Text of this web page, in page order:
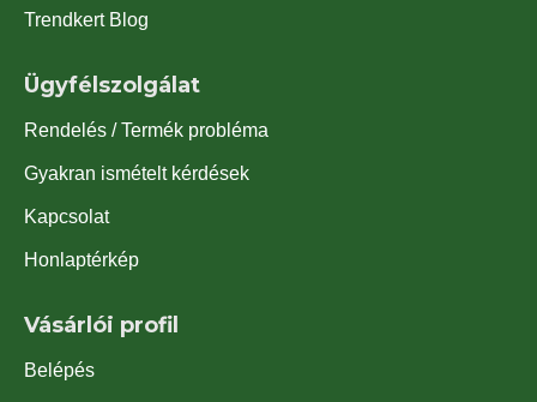
Trendkert Blog
Ügyfélszolgálat
Rendelés / Termék probléma
Gyakran ismételt kérdések
Kapcsolat
Honlaptérkép
Vásárlói profil
Belépés